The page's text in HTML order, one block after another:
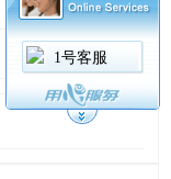
1号客服
荣誉资讯